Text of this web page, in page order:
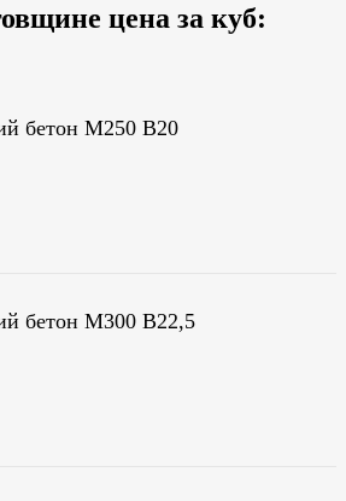
цена за куб:
бетон М250 В20
бетон М300 В22,5